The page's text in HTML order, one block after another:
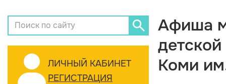
ЛИЧНЫЙ КАБИНЕТ
РЕГИСТРАЦИЯ
Афиша
Коми